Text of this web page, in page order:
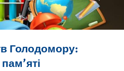
Голодомору: